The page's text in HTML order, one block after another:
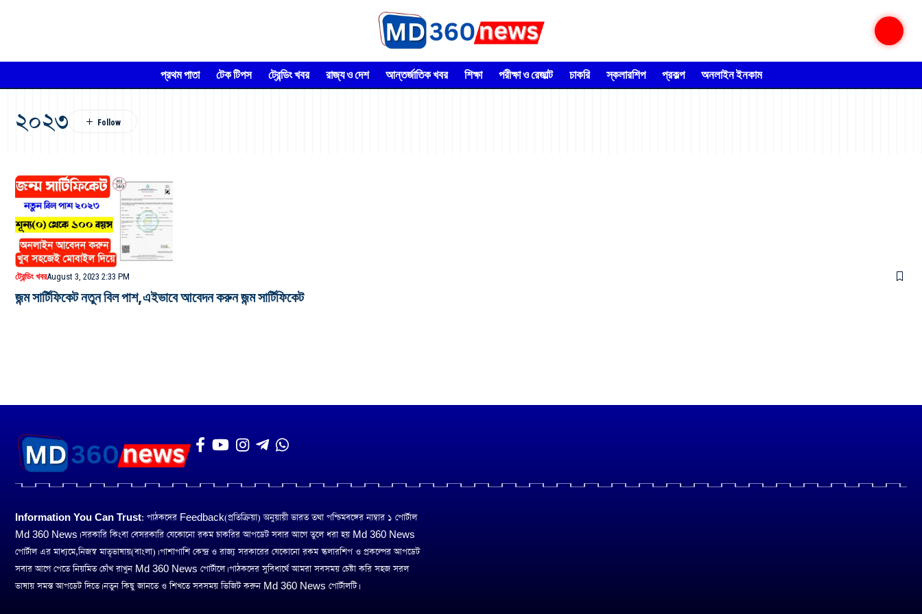
প্রথম পাতা টেক টিপস ট্রেন্ডিং খবর রাজ্য ও দেশ আন্তর্জাতিক খবর শিক্ষা পরীক্ষা ও রেজাল্ট চাকরি স্কলারশিপ প্রকল্প অনলাইন ইনকাম
২০২৩
ট্রেন্ডিং খবরAugust 3, 2023 2:33 PM
জন্ম সার্টিফিকেট নতুন বিল পাশ,এইভাবে আবেদন করুন জন্ম সার্টিফিকেট
Information You Can Trust: পাঠকদের Feedback(প্রতিক্রিয়া) অনুয়ায়ী ভারত তথা পশ্চিমবঙ্গের নাম্বার ১ পোর্টাল
Md 360 News। সরকারি কিংবা বেসরকারি যেকোনো রকম চাকরির আপডেট সবার আগে তুলে ধরা হয় Md 360 News
পোর্টাল এর মাধ্যমে,নিজস্ব মাতৃভাষায়(বাংলা)। পাশাপাশি কেন্দ্র ও রাজ্য সরকারের যেকোনো রকম স্কলারশিপ ও প্রকল্পের আপডেট
সবার আগে পেতে নিয়মিত চোঁখ রাখুন Md 360 News পোর্টালে। পাঠকদের সুবিধার্থে আমরা সবসময় চেষ্টা করি সহজ সরল
ভাষায় সমস্ত আপডেট দিতে। নতুন কিছু জানতে ও শিখতে সবসময় ভিজিট করুন Md 360 News পোর্টালটি।